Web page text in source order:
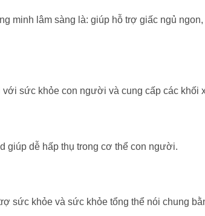
minh lâm sàng là: giúp hỗ trợ giấc ngủ
sức khỏe con người và cung cấp các khối
giúp dễ hấp thụ trong cơ thể con người.
sức khỏe và sức khỏe tổng thể nói chung